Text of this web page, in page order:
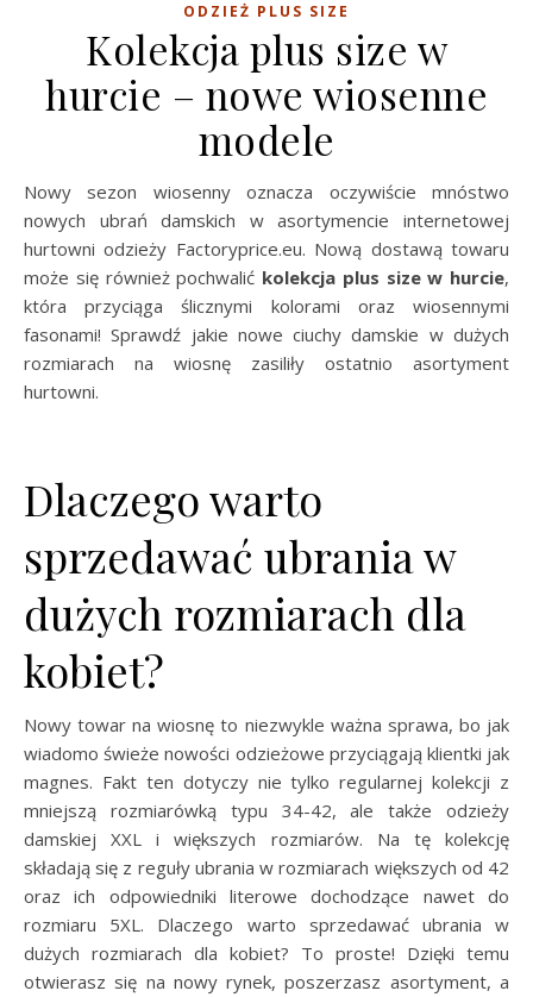
ODZIEŻ PLUS SIZE
Kolekcja plus size w
hurcie – nowe wiosenne
modele
Nowy sezon wiosenny oznacza oczywiście mnóstwo
nowych ubrań damskich w asortymencie internetowej
hurtowni odzieży Factoryprice.eu. Nową dostawą towaru
może się również pochwalić kolekcja plus size w hurcie,
która przyciąga ślicznymi kolorami oraz wiosennymi
fasonami! Sprawdź jakie nowe ciuchy damskie w dużych
rozmiarach na wiosnę zasiliły ostatnio asortyment
hurtowni.
Dlaczego warto
sprzedawać ubrania w
dużych rozmiarach dla
kobiet?
Nowy towar na wiosnę to niezwykle ważna sprawa, bo jak
wiadomo świeże nowości odzieżowe przyciągają klientki jak
magnes. Fakt ten dotyczy nie tylko regularnej kolekcji z
mniejszą rozmiarówką typu 34-42, ale także odzieży
damskiej XXL i większych rozmiarów. Na tę kolekcję
składają się z reguły ubrania w rozmiarach większych od 42
oraz ich odpowiedniki literowe dochodzące nawet do
rozmiaru 5XL. Dlaczego warto sprzedawać ubrania w
dużych rozmiarach dla kobiet? To proste! Dzięki temu
otwierasz się na nowy rynek, poszerzasz asortyment, a